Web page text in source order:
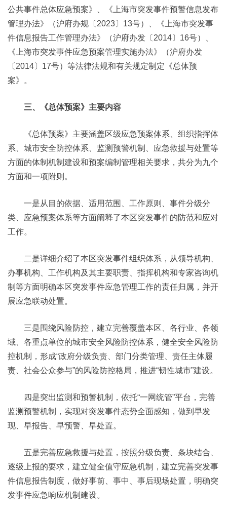
公共事件总体应急预案》、《上海市突发事件预警信息发布
管理办法》（沪府办规〔2023〕13号）、《上海市突发事
件信息报告工作管理办法》（沪府办发〔2014〕16号）、
《上海市突发事件应急预案管理实施办法》（沪府办发
〔2014〕17号）等法律法规和有关规定制定《总体预
案》。
三、《总体预案》主要内容
《总体预案》主要涵盖区级应急预案体系、组织指挥体
系、城市安全防控体系、监测预警机制、应急救援与处置等
方面的体制机制建设和预案编制管理相关要求，共分为九个
方面和一项附则。
一是从目的依据、适用范围、工作原则、事件分级分
类、应急预案体系等方面阐释了本区突发事件的防范和应对
工作。
二是详细介绍了本区突发事件组织体系，从领导机构、
办事机构、工作机构及其主要职责、指挥机构和专家咨询机
制等方面明确本区突发事件应急管理工作的责任归属，并开
展应急联动处置。
三是围绕风险防控，建立完善覆盖本区、各行业、各领
域、各重点单位的城市安全风险防控体系，健全安全风险防
控机制，形成“政府分级负责、部门分类管理、责任主体履
责、社会公众参与”的风险防控格局，推进“韧性城市”建设。
四是突出监测和预警机制，依托“一网统管”平台，完善
监测预警机制，实现对突发事件态势全面感知，做到早发
现、早报告、早预警、早处置。
五是完善应急救援与处置，按照分级负责、条块结合、
逐级上报的要求，建立健全值守应急机制，建立完善突发事
件信息报告制度，做好事前、事中、事后现场处置，明确突
发事件应急响应机制建设。